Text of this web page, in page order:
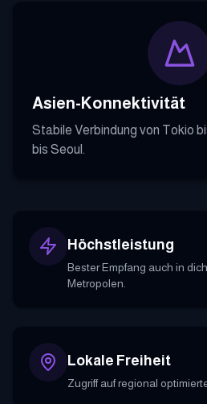
Asien-Konnektivität
Stabile Verbindung von Tokio
bis Seoul.
Höchstleistung
Bester Empfang auch in
Metropolen.
Lokale Freiheit
Zugriff auf regional